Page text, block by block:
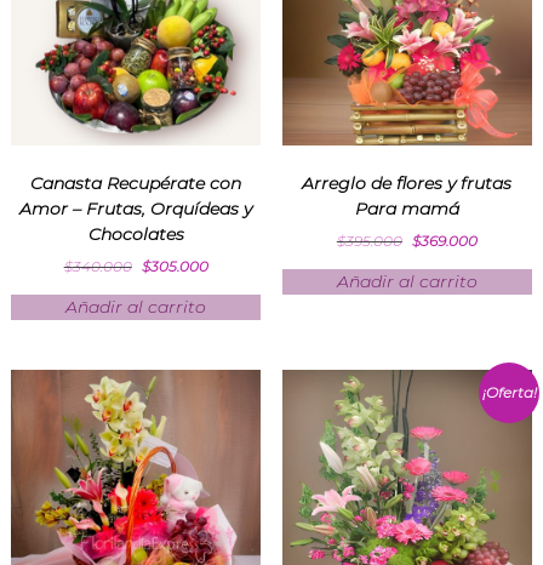
Canasta Recupérate con
Amor – Frutas, Orquídeas y
Chocolates
$340.000 $305.000
Añadir al carrito
Arreglo de flores y frutas
Para mamá
$395.000 $369.000
Añadir al carrito
¡Oferta!